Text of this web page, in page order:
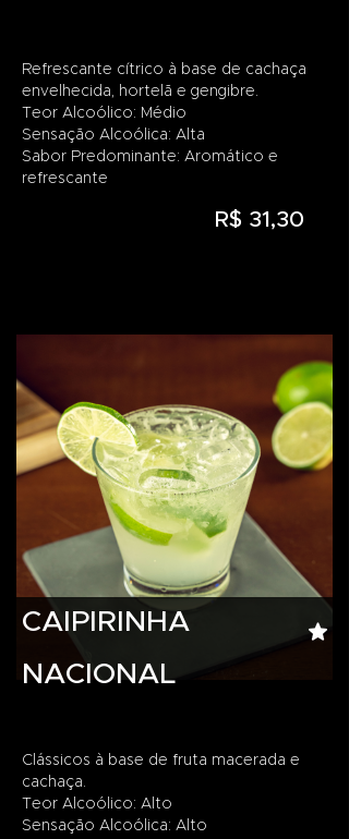
Refrescante cítrico à base de cachaça
envelhecida, hortelã e gengibre.
Teor Alcoólico: Médio
Sensação Alcoólica: Alta
Sabor Predominante: Aromático e
refrescante
R$ 31,30
CAIPIRINHA
NACIONAL
Clássicos à base de fruta macerada e
cachaça.
Teor Alcoólico: Alto
Sensação Alcoólica: Alto